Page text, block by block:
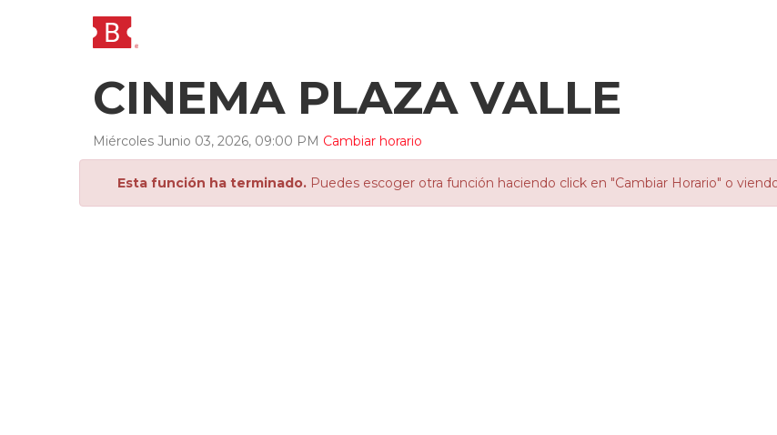
CINEMA PLAZA VALLE
Miércoles Junio 03, 2026, 09:00 PM Cambiar horario
Esta función ha terminado. Puedes escoger otra función haciendo click en "Cambiar Horario" o